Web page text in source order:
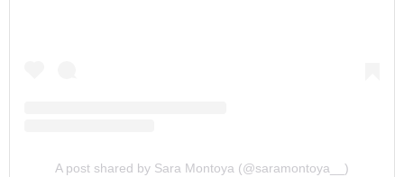
A post shared by Sara Montoya (@saramontoya__)